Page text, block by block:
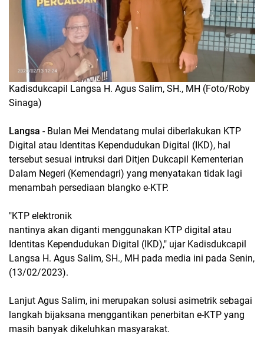
Kadisdukcapil Langsa H. Agus Salim, SH., MH (Foto/Roby
Sinaga)
Langsa - Bulan Mei Mendatang mulai diberlakukan KTP
Digital atau Identitas Kependudukan Digital (IKD), hal
tersebut sesuai intruksi dari Ditjen Dukcapil Kementerian
Dalam Negeri (Kemendagri) yang menyatakan tidak lagi
menambah persediaan blangko e-KTP.
"KTP elektronik
nantinya akan diganti menggunakan KTP digital atau
Identitas Kependudukan Digital (IKD)," ujar Kadisdukcapil
Langsa H. Agus Salim, SH., MH pada media ini pada Senin,
(13/02/2023).
Lanjut Agus Salim, ini merupakan solusi asimetrik sebagai
langkah bijaksana menggantikan penerbitan e-KTP yang
masih banyak dikeluhkan masyarakat.